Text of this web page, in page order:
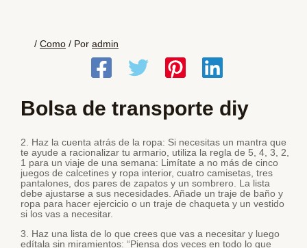
/ Como / Por admin
Bolsa de transporte diy
2. Haz la cuenta atrás de la ropa: Si necesitas un mantra que
te ayude a racionalizar tu armario, utiliza la regla de 5, 4, 3, 2,
1 para un viaje de una semana: Limítate a no más de cinco
juegos de calcetines y ropa interior, cuatro camisetas, tres
pantalones, dos pares de zapatos y un sombrero. La lista
debe ajustarse a sus necesidades. Añade un traje de baño y
ropa para hacer ejercicio o un traje de chaqueta y un vestido
si los vas a necesitar.
3. Haz una lista de lo que crees que vas a necesitar y luego
edítala sin miramientos: “Piensa dos veces en todo lo que